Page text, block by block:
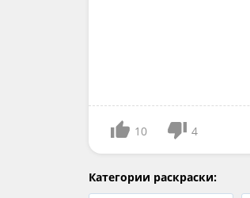
10 4
Категории раскраски: